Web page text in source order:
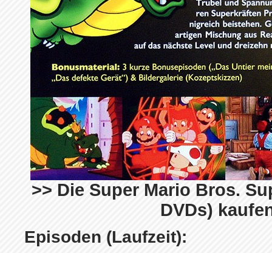
>> Die Super Mario Bros.
DVDs)
Episoden (Laufzeit):